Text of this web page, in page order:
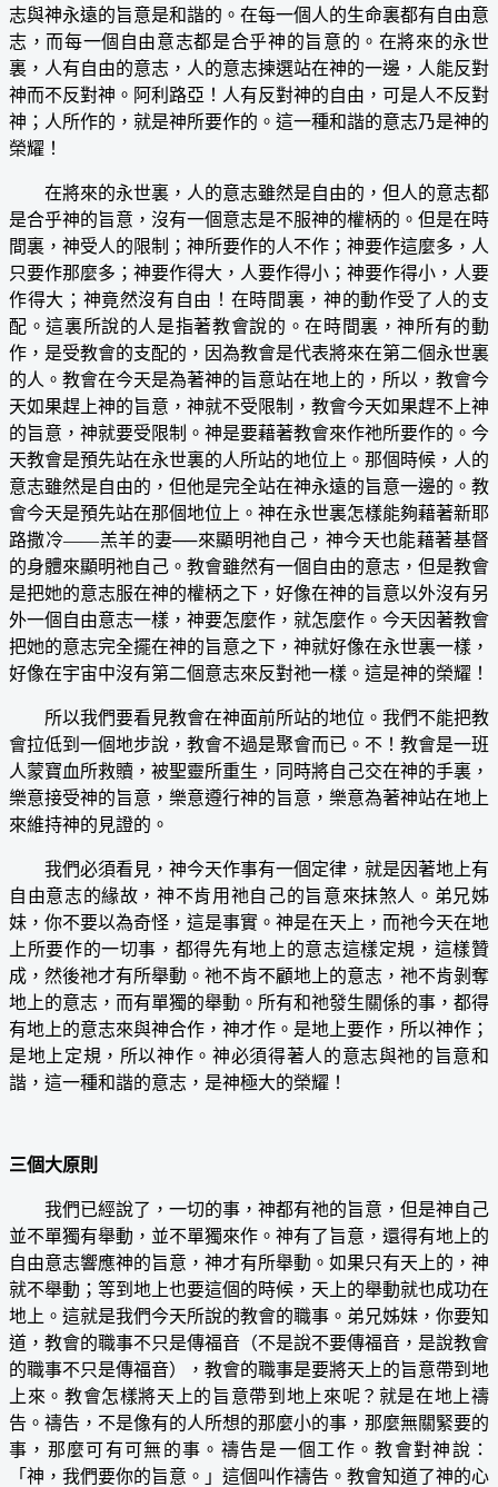
志與神永遠的旨意是和諧的。在每一個人的生命裏都有自由意
志，而每一個自由意志都是合乎神的旨意的。在將來的永世
裏，人有自由的意志，人的意志揀選站在神的一邊，人能反對
神而不反對神。阿利路亞！人有反對神的自由，可是人不反對
神；人所作的，就是神所要作的。這一種和諧的意志乃是神的
榮耀！
在將來的永世裏，人的意志雖然是自由的，但人的意志都
是合乎神的旨意，沒有一個意志是不服神的權柄的。但是在時
間裏，神受人的限制；神所要作的人不作；神要作這麼多，人
只要作那麼多；神要作得大，人要作得小；神要作得小，人要
作得大；神竟然沒有自由！在時間裏，神的動作受了人的支
配。這裏所說的人是指著教會說的。在時間裏，神所有的動
作，是受教會的支配的，因為教會是代表將來在第二個永世裏
的人。教會在今天是為著神的旨意站在地上的，所以，教會今
天如果趕上神的旨意，神就不受限制，教會今天如果趕不上神
的旨意，神就要受限制。神是要藉著教會來作祂所要作的。今
天教會是預先站在永世裏的人所站的地位上。那個時候，人的
意志雖然是自由的，但他是完全站在神永遠的旨意一邊的。教
會今天是預先站在那個地位上。神在永世裏怎樣能夠藉著新耶
路撒冷——羔羊的妻──來顯明祂自己，神今天也能藉著基督
的身體來顯明祂自己。教會雖然有一個自由的意志，但是教會
是把她的意志服在神的權柄之下，好像在神的旨意以外沒有另
外一個自由意志一樣，神要怎麼作，就怎麼作。今天因著教會
把她的意志完全擺在神的旨意之下，神就好像在永世裏一樣，
好像在宇宙中沒有第二個意志來反對祂一樣。這是神的榮耀！
所以我們要看見教會在神面前所站的地位。我們不能把教
會拉低到一個地步說，教會不過是聚會而已。不！教會是一班
人蒙寶血所救贖，被聖靈所重生，同時將自己交在神的手裏，
樂意接受神的旨意，樂意遵行神的旨意，樂意為著神站在地上
來維持神的見證的。
我們必須看見，神今天作事有一個定律，就是因著地上有
自由意志的緣故，神不肯用祂自己的旨意來抹煞人。弟兄姊
妹，你不要以為奇怪，這是事實。神是在天上，而祂今天在地
上所要作的一切事，都得先有地上的意志這樣定規，這樣贊
成，然後祂才有所舉動。祂不肯不顧地上的意志，祂不肯剝奪
地上的意志，而有單獨的舉動。所有和祂發生關係的事，都得
有地上的意志來與神合作，神才作。是地上要作，所以神作；
是地上定規，所以神作。神必須得著人的意志與祂的旨意和
諧，這一種和諧的意志，是神極大的榮耀！
三個大原則
我們已經說了，一切的事，神都有祂的旨意，但是神自己
並不單獨有舉動，並不單獨來作。神有了旨意，還得有地上的
自由意志響應神的旨意，神才有所舉動。如果只有天上的，神
就不舉動；等到地上也要這個的時候，天上的舉動就也成功在
地上。這就是我們今天所說的教會的職事。弟兄姊妹，你要知
道，教會的職事不只是傳福音（不是說不要傳福音，是說教會
的職事不只是傳福音），教會的職事是要將天上的旨意帶到地
上來。教會怎樣將天上的旨意帶到地上來呢？就是在地上禱
告。禱告，不是像有的人所想的那麼小的事，那麼無關緊要的
事，那麼可有可無的事。禱告是一個工作。教會對神說：
「神，我們要你的旨意。」這個叫作禱告。教會知道了神的心